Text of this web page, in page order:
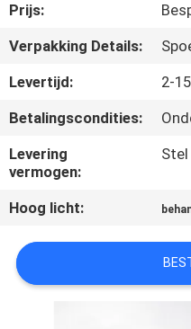
CONTACTEER
ONS
NIEUWS
VERZOEK
OM EEN
SITEMAP
Prijs:
Verpakking Details:
Levertijd:
2-
Betalingscondities:
Levering
vermogen:
Hoog licht: